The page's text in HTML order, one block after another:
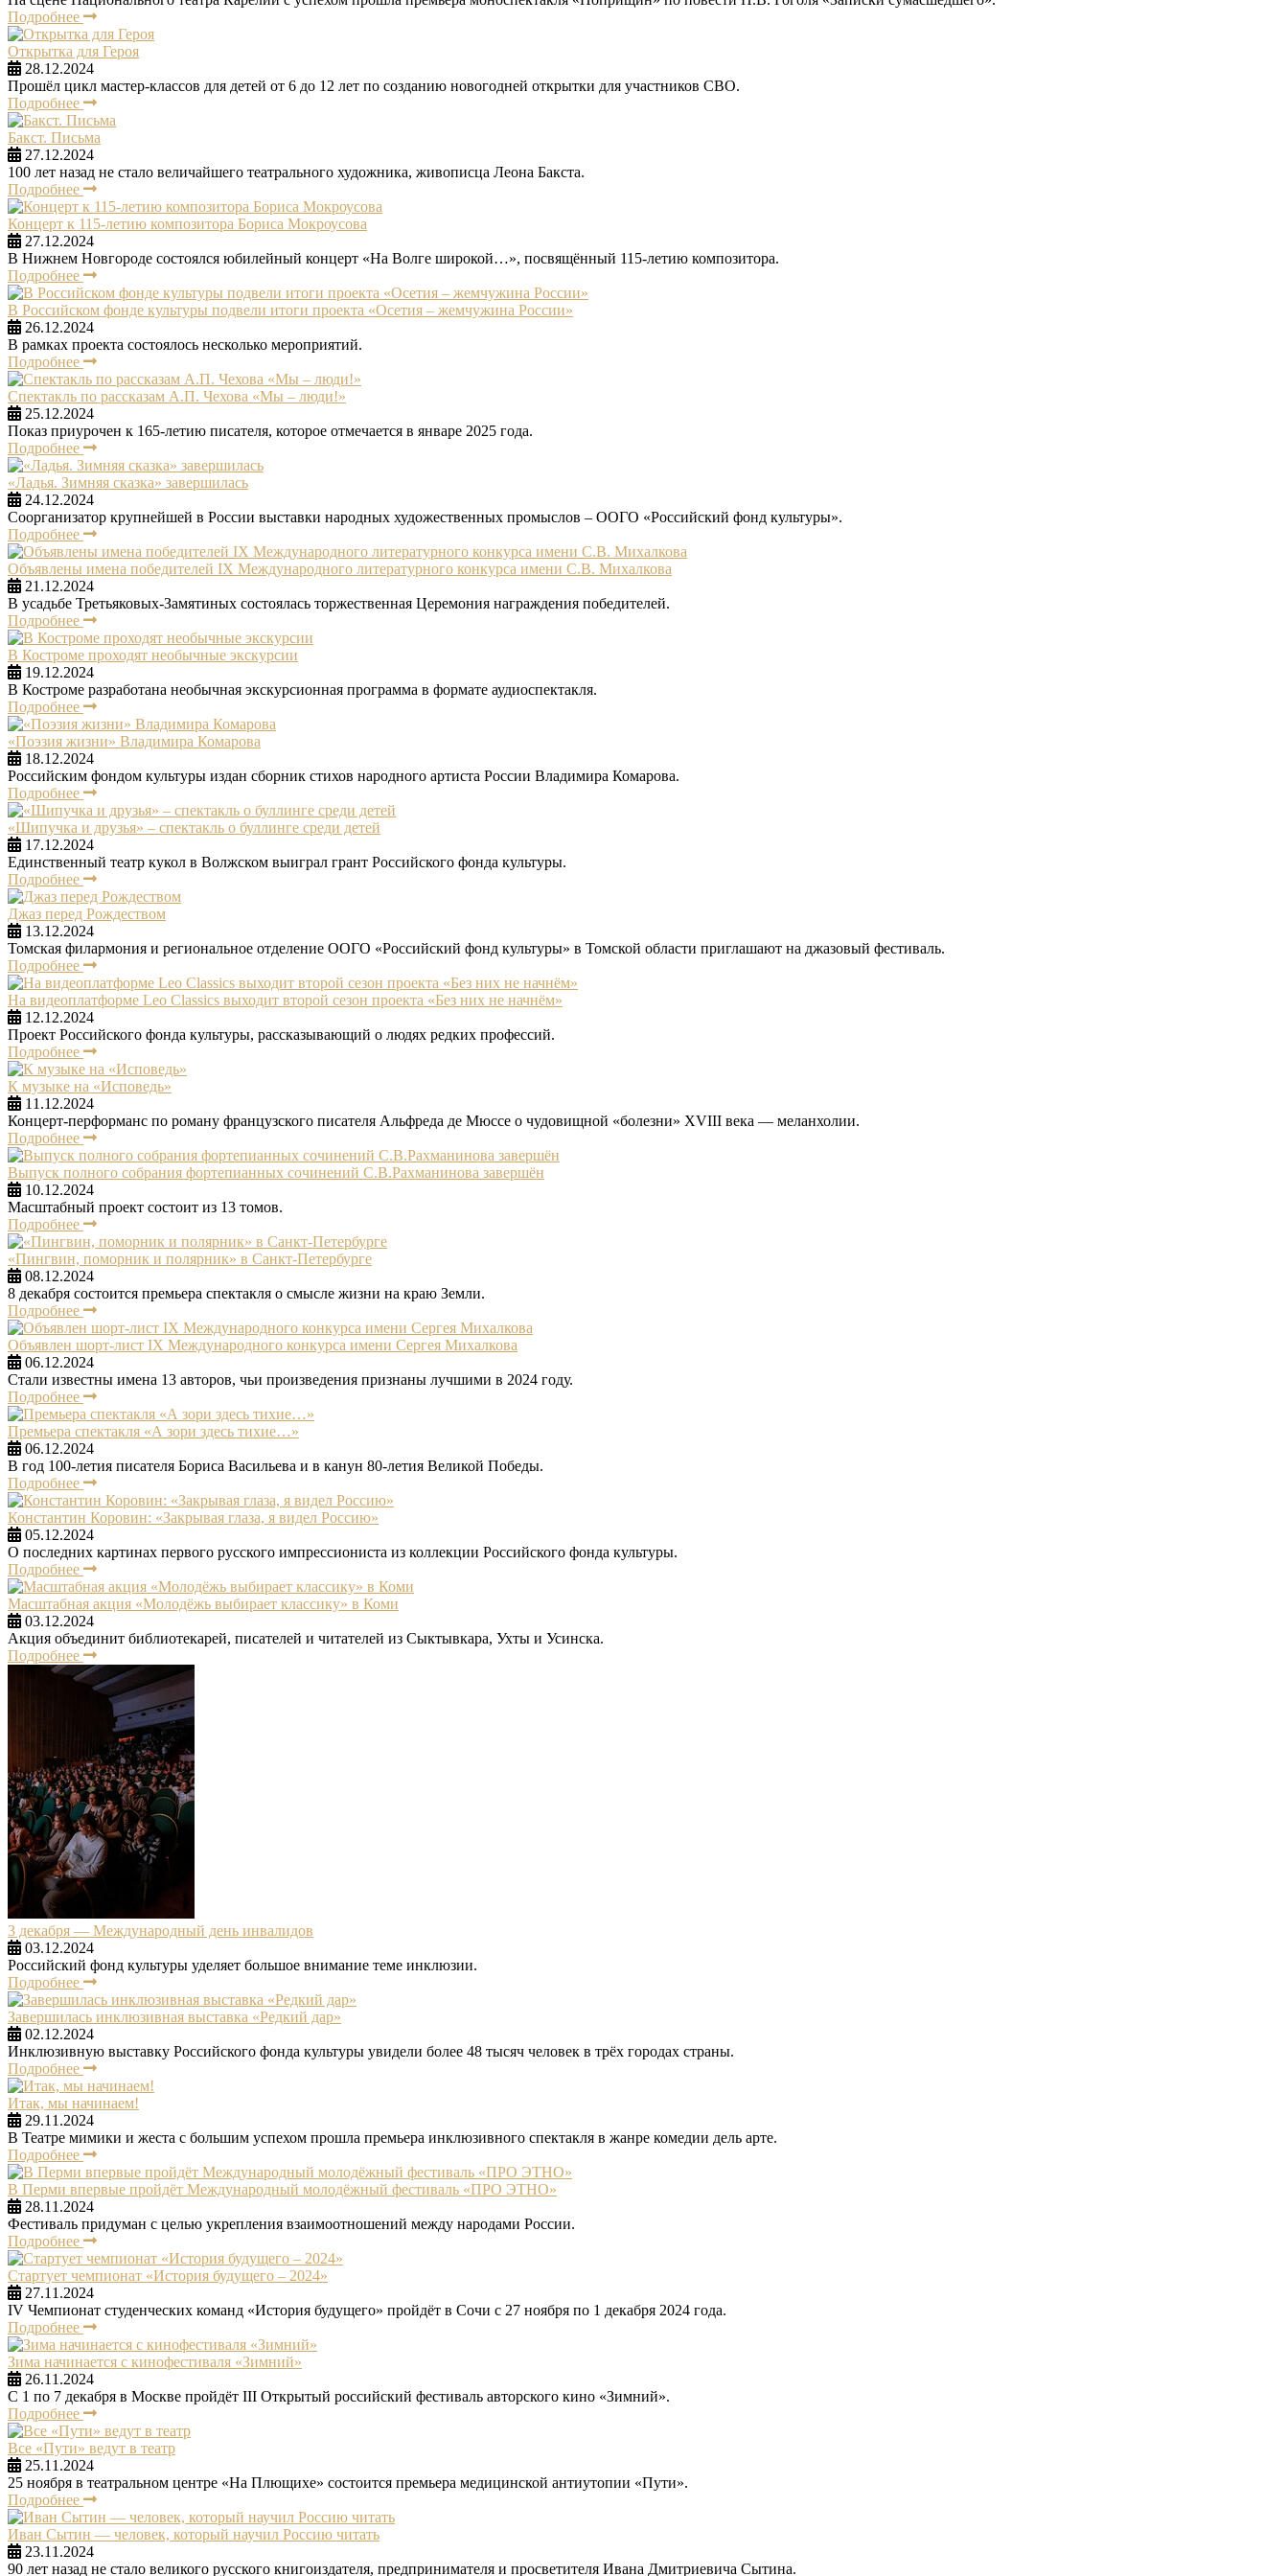
Подробнее
Открытка для Героя
28.12.2024
Прошёл цикл мастер-классов для детей от 6 до 12 лет по созданию новогодней открытки для участников СВО.
Подробнее
Бакст. Письма
27.12.2024
100 лет назад не стало величайшего театрального художника, живописца Леона Бакста.
Подробнее
Концерт к 115-летию композитора Бориса Мокроусова
27.12.2024
В Нижнем Новгороде состоялся юбилейный концерт «На Волге широкой…», посвящённый 115-летию композитора.
Подробнее
В Российском фонде культуры подвели итоги проекта «Осетия – жемчужина России»
26.12.2024
В рамках проекта состоялось несколько мероприятий.
Подробнее
Спектакль по рассказам А.П. Чехова «Мы – люди!»
25.12.2024
Показ приурочен к 165-летию писателя, которое отмечается в январе 2025 года.
Подробнее
«Ладья. Зимняя сказка» завершилась
24.12.2024
Соорганизатор крупнейшей в России выставки народных художественных промыслов – ООГО «Российский фонд культуры».
Подробнее
Объявлены имена победителей IX Международного литературного конкурса имени С.В. Михалкова
21.12.2024
В усадьбе Третьяковых-Замятиных состоялась торжественная Церемония награждения победителей.
Подробнее
В Костроме проходят необычные экскурсии
19.12.2024
В Костроме разработана необычная экскурсионная программа в формате аудиоспектакля.
Подробнее
«Поэзия жизни» Владимира Комарова
18.12.2024
Российским фондом культуры издан сборник стихов народного артиста России Владимира Комарова.
Подробнее
«Шипучка и друзья» – спектакль о буллинге среди детей
17.12.2024
Единственный театр кукол в Волжском выиграл грант Российского фонда культуры.
Подробнее
Джаз перед Рождеством
13.12.2024
Томская филармония и региональное отделение ООГО «Российский фонд культуры» в Томской области приглашают на джазовый фестиваль.
Подробнее
На видеоплатформе Leo Classics выходит второй сезон проекта «Без них не начнём»
12.12.2024
Проект Российского фонда культуры, рассказывающий о людях редких профессий.
Подробнее
К музыке на «Исповедь»
11.12.2024
Концерт-перформанс по роману французского писателя Альфреда де Мюссе о чудовищной «болезни» XVIII века — меланхолии.
Подробнее
Выпуск полного собрания фортепианных сочинений С.В.Рахманинова завершён
10.12.2024
Масштабный проект состоит из 13 томов.
Подробнее
«Пингвин, поморник и полярник» в Санкт-Петербурге
08.12.2024
8 декабря состоится премьера спектакля о смысле жизни на краю Земли.
Подробнее
Объявлен шорт-лист IX Международного конкурса имени Сергея Михалкова
06.12.2024
Стали известны имена 13 авторов, чьи произведения признаны лучшими в 2024 году.
Подробнее
Премьера спектакля «А зори здесь тихие…»
06.12.2024
В год 100-летия писателя Бориса Васильева и в канун 80-летия Великой Победы.
Подробнее
Константин Коровин: «Закрывая глаза, я видел Россию»
05.12.2024
О последних картинах первого русского импрессиониста из коллекции Российского фонда культуры.
Подробнее
Масштабная акция «Молодёжь выбирает классику» в Коми
03.12.2024
Акция объединит библиотекарей, писателей и читателей из Сыктывкара, Ухты и Усинска.
Подробнее
3 декабря — Международный день инвалидов
03.12.2024
Российский фонд культуры уделяет большое внимание теме инклюзии.
Подробнее
Завершилась инклюзивная выставка «Редкий дар»
02.12.2024
Инклюзивную выставку Российского фонда культуры увидели более 48 тысяч человек в трёх городах страны.
Подробнее
Итак, мы начинаем!
29.11.2024
В Театре мимики и жеста с большим успехом прошла премьера инклюзивного спектакля в жанре комедии дель арте.
Подробнее
В Перми впервые пройдёт Международный молодёжный фестиваль «ПРО ЭТНО»
28.11.2024
Фестиваль придуман с целью укрепления взаимоотношений между народами России.
Подробнее
Стартует чемпионат «История будущего – 2024»
27.11.2024
IV Чемпионат студенческих команд «История будущего» пройдёт в Сочи с 27 ноября по 1 декабря 2024 года.
Подробнее
Зима начинается с кинофестиваля «Зимний»
26.11.2024
С 1 по 7 декабря в Москве пройдёт III Открытый российский фестиваль авторского кино «Зимний».
Подробнее
Все «Пути» ведут в театр
25.11.2024
25 ноября в театральном центре «На Плющихе» состоится премьера медицинской антиутопии «Пути».
Подробнее
Иван Сытин — человек, который научил Россию читать
23.11.2024
90 лет назад не стало великого русского книгоиздателя, предпринимателя и просветителя Ивана Дмитриевича Сытина.